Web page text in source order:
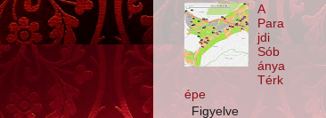
A
Para
jdi
Sób
ánya
Térk
épe
Figyelve